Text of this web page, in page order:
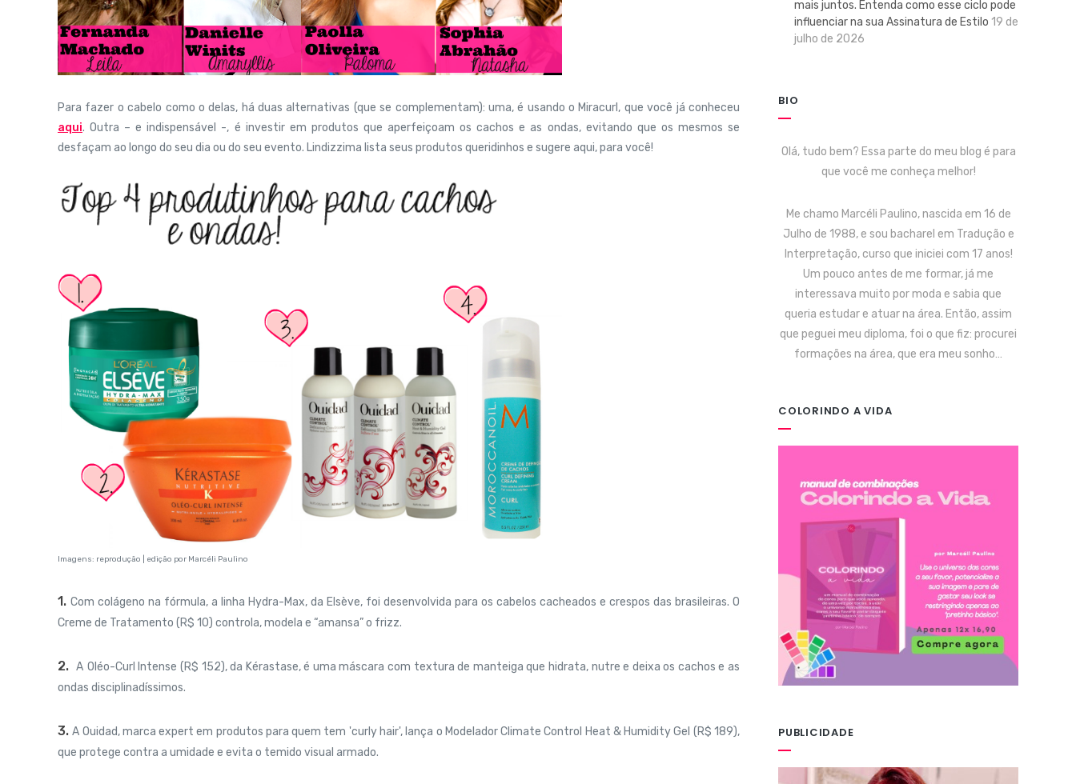
Para fazer o cabelo como o delas, há duas alternativas (que se complementam): uma, é usando o Miracurl, que você já conheceu
aqui. Outra – e indispensável -, é investir em produtos que aperfeiçoam os cachos e as ondas, evitando que os mesmos se
desfaçam ao longo do seu dia ou do seu evento. Lindizzima lista seus produtos queridinhos e sugere aqui, para você!
Imagens: reprodução | edição por Marcéli Paulino
1. Com colágeno na fórmula, a linha Hydra-Max, da Elsève, foi desenvolvida para os cabelos cacheados e crespos das brasileiras. O
Creme de Tratamento (R$ 10) controla, modela e “amansa” o frizz.
2.A Oléo-Curl Intense (R$ 152), da Kérastase, é umamáscara com textura de manteiga que hidrata, nutre e deixa os cachos e as
ondas disciplinadíssimos.
3.A Ouidad, marca expert em produtos para quem tem 'curly hair', lança o Modelador Climate Control Heat & Humidity Gel (R$ 189),
que protege contra a umidade e evita o temido visual armado.
mais juntos. Entenda como esse ciclo pode
influenciar na sua Assinatura de Estilo 19 de
julho de 2026
BIO
Olá, tudo bem? Essa parte do meu blog é para
que você me conheça melhor!
Me chamo Marcéli Paulino, nascida em 16 de
Julho de 1988, e sou bacharel em Tradução e
Interpretação, curso que iniciei com 17 anos!
Um pouco antes de me formar, já me
interessava muito por moda e sabia que
queria estudar e atuar na área. Então, assim
que peguei meu diploma, foi o que fiz: procurei
formações na área, que era meu sonho…
COLORINDO A VIDA
PUBLICIDADE